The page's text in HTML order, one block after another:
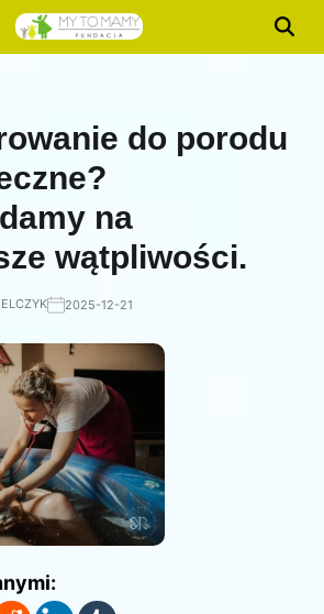
do porodu
na
wątpliwości.
2025-12-21